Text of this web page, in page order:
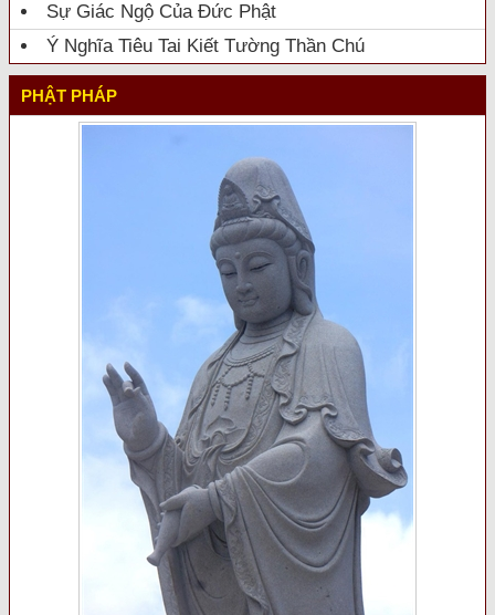
Sự Giác Ngộ Của Đức Phật
Ý Nghĩa Tiêu Tai Kiết Tường Thần Chú
PHẬT PHÁP